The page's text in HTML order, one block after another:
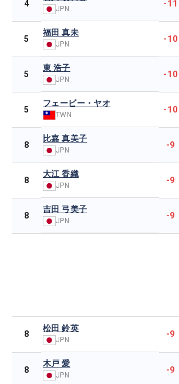
4
JPN -11
5
福田 真未
JPN -10
5
東 浩子
JPN -10
5
フェービー・ヤオ
TWN -10
8
比嘉 真美子
JPN -9
8
大江 香織
JPN -9
8
吉田 弓美子
JPN -9
8
松田 鈴英
JPN
-9
8
木戸 愛
JPN -9